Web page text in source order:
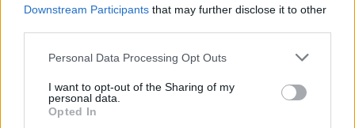
Downstream Participants that may further disclose it to other
Personal Data Processing Opt Outs
I want to opt-out of the Sharing of my
personal data.
Opted In
Zdrowie
18 października 2020, 08:31